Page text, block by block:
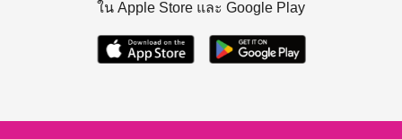
ใน Apple Store และ Google Play